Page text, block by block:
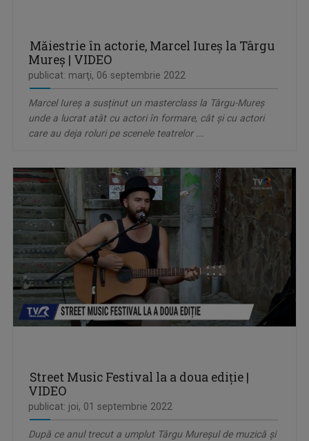
Măiestrie în actorie, Marcel Iureș la Târgu
Mureș | VIDEO
publicat: marţi, 06 septembrie 2022
Marcel Iureș a susținut un masterclass la Târgu-Mureș
unde a lucrat atât cu actori în formare, cât și cu actori
care au deja roluri pe scenele teatrelor ...
Street Music Festival la a doua ediție |
VIDEO
publicat: joi, 01 septembrie 2022
După ce anul trecut a umplut Târgu Mureșul de muzică și